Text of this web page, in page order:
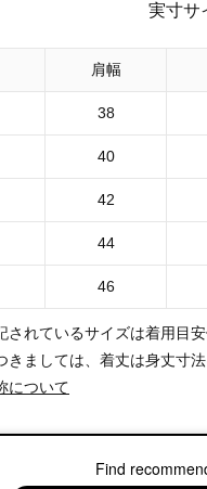
実寸サ
肩幅
38
40
42
44
46
れているサイズは着用目
ましては、着丈は身丈寸法
について
Find